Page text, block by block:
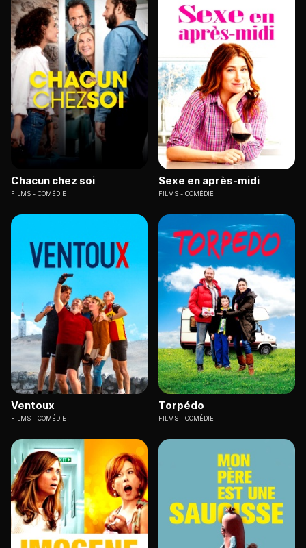
Chacun chez soi
FILMS COMÉDIE
Sexe en après-midi
FILMS COMÉDIE
Ventoux
FILMS COMÉDIE
Torpédo
FILMS COMÉDIE